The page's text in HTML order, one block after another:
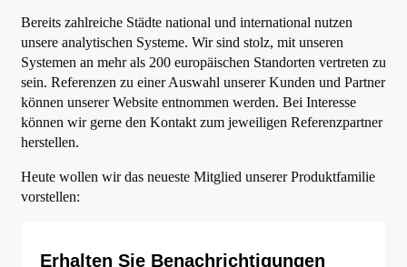
Bereits zahlreiche Städte national und international nutzen
unsere analytischen Systeme. Wir sind stolz, mit unseren
Systemen an mehr als 200 europäischen Standorten vertreten zu
sein. Referenzen zu einer Auswahl unserer Kunden und Partner
können unserer Website entnommen werden. Bei Interesse
können wir gerne den Kontakt zum jeweiligen Referenzpartner
herstellen.
Heute wollen wir das neueste Mitglied unserer Produktfamilie
vorstellen:
Erhalten Sie Benachrichtigungen